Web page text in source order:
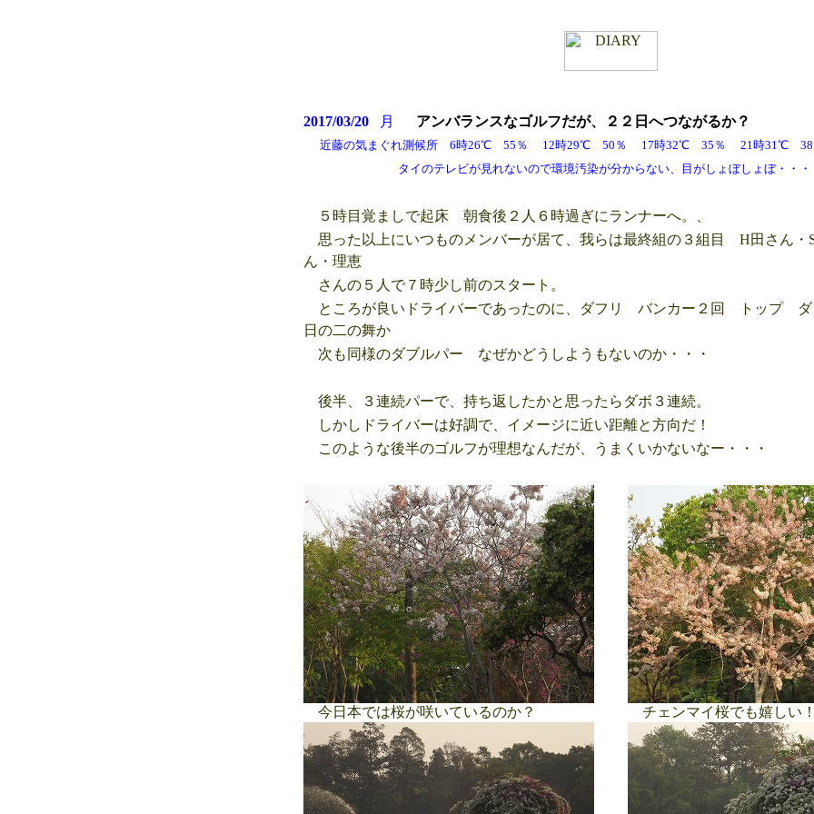
2017/03/20月 アンバランスなゴルフだが、２２日へつながるか？
近藤の気まぐれ測候所 6時26℃ 55％ 12時29℃ 50％ 17時32℃ 35％ 21時
タイのテレビが見れないので環境汚染が分からない、目がしょぼしょぼ・・・
５時目覚ましで起床 朝食後２人６時過ぎにランナーへ。、
思った以上にいつものメンバーが居て、我らは最終組の３組目 H田さん・
ん・理恵
さんの５人で７時少し前のスタート。
ところが良いドライバーであったのに、ダフリ バンカー２回 トップ
日の二の舞か
次も同様のダブルパー なぜかどうしようもないのか・・・
後半、３連続パーで、持ち返したかと思ったらダボ３連続。
しかしドライバーは好調で、イメージに近い距離と方向だ！
このような後半のゴルフが理想なんだが、うまくいかないなー・・・
今日本では桜が咲いているのか？ チェンマイ桜でも嬉しい